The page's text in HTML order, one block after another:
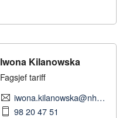
Iwona Kilanowska
Fagsjef tariff
iwona.kilanowska@nhobyggenaringen.no
98 20 47 51